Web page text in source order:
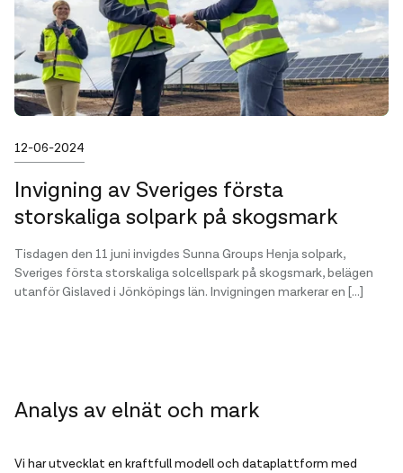
Publicerad
12-06-2024
Invigning av Sveriges första
storskaliga solpark på skogsmark
Tisdagen den 11 juni invigdes Sunna Groups Henja solpark,
Sveriges första storskaliga solcellspark på skogsmark, belägen
utanför Gislaved i Jönköpings län. Invigningen markerar en […]
Analys av elnät och mark
Vi har utvecklat en kraftfull modell och dataplattform med